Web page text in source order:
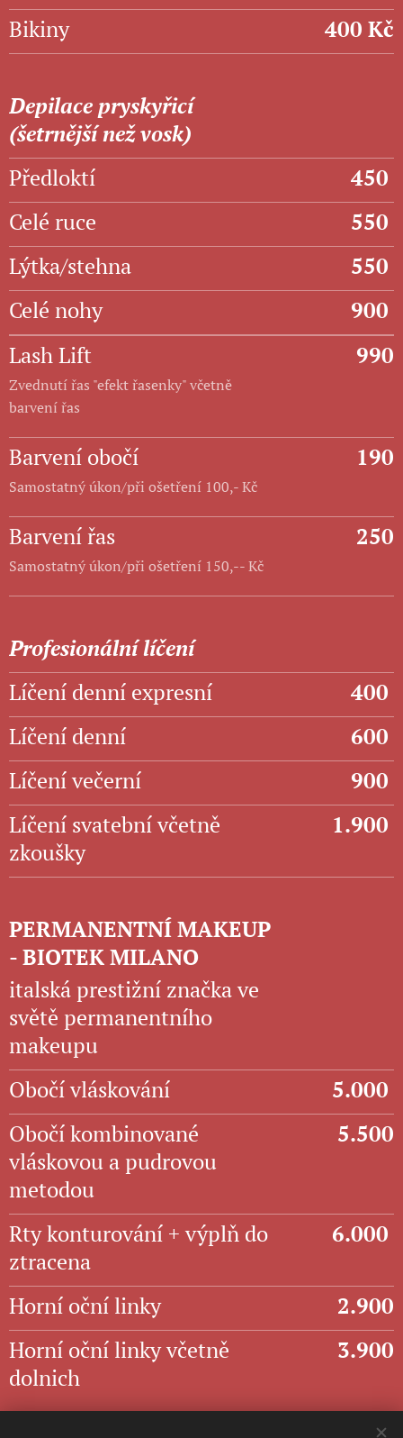
Bikiny
400 Kč
Depilace pryskyřicí
(šetrnější než vosk)
Předloktí
450
Celé ruce
550
Lýtka/stehna
550
Celé nohy
900
Lash Lift
Zvednutí řas "efekt řasenky" včetně
barvení řas
990
Barvení obočí
Samostatný úkon/při ošetření 100,- Kč
190
Barvení řas
Samostatný úkon/při ošetření 150,-- Kč
250
Profesionální líčení
Líčení denní expresní
400
Líčení denní
600
Líčení večerní
900
Líčení svatební včetně
zkoušky
1.900
PERMANENTNÍ MAKEUP
- BIOTEK MILANO
italská prestižní značka ve
světě permanentního
makeupu
Obočí vláskování
5.000
Obočí kombinované
vláskovou a pudrovou
metodou
5.500
Rty konturování + výplň do
ztracena
6.000
Horní oční linky
2.900
Horní oční linky včetně
dolnich
3.900